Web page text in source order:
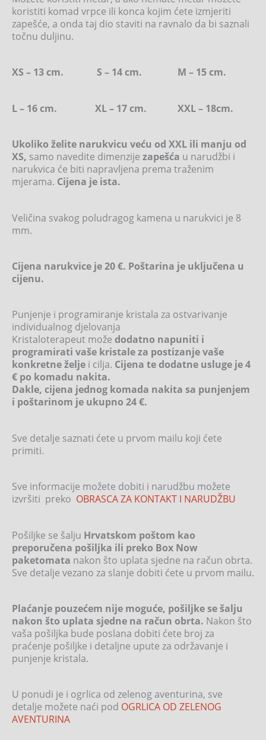
koristiti komad vrpce ili konca kojim ćete izmjeriti
zapešće, a onda taj dio staviti na ravnalo da bi saznali
točnu duljinu.
XS – 13 cm. S – 14 cm. M – 15 cm.
L – 16 cm. XL – 17 cm. XXL – 18cm.
Ukoliko želite narukvicu veću od XXL ili manju od
XS, samo navedite dimenzije zapešća u narudžbi i
narukvica će biti napravljena prema traženim
mjerama. Cijena je ista.
Veličina svakog poludragog kamena u narukvici je 8
mm.
Cijena narukvice je 20 €. Poštarina je uključena u
cijenu.
Punjenje i programiranje kristala za ostvarivanje
individualnog djelovanja
Kristaloterapeut može dodatno napuniti i
programirati vaše kristale za postizanje vaše
konkretne želje i cilja. Cijena te dodatne usluge je 4
€ po komadu nakita.
Dakle, cijena jednog komada nakita sa punjenjem
i poštarinom je ukupno 24 €.
Sve detalje saznati ćete u prvom mailu koji ćete
primiti.
Sve informacije možete dobiti i narudžbu možete
izvršiti preko OBRASCA ZA KONTAKT I NARUDŽBU
Pošiljke se šalju Hrvatskom poštom kao
preporučena pošiljka ili preko Box Now
paketomata nakon što uplata sjedne na račun obrta.
Sve detalje vezano za slanje dobiti ćete u prvom mailu.
Plaćanje pouzećem nije moguće, pošiljke se šalju
nakon što uplata sjedne na račun obrta. Nakon što
vaša pošiljka bude poslana dobiti ćete broj za
praćenje pošiljke i detaljne upute za održavanje i
punjenje kristala.
U ponudi je i ogrlica od zelenog aventurina, sve
detalje možete naći pod OGRLICA OD ZELENOG
AVENTURINA